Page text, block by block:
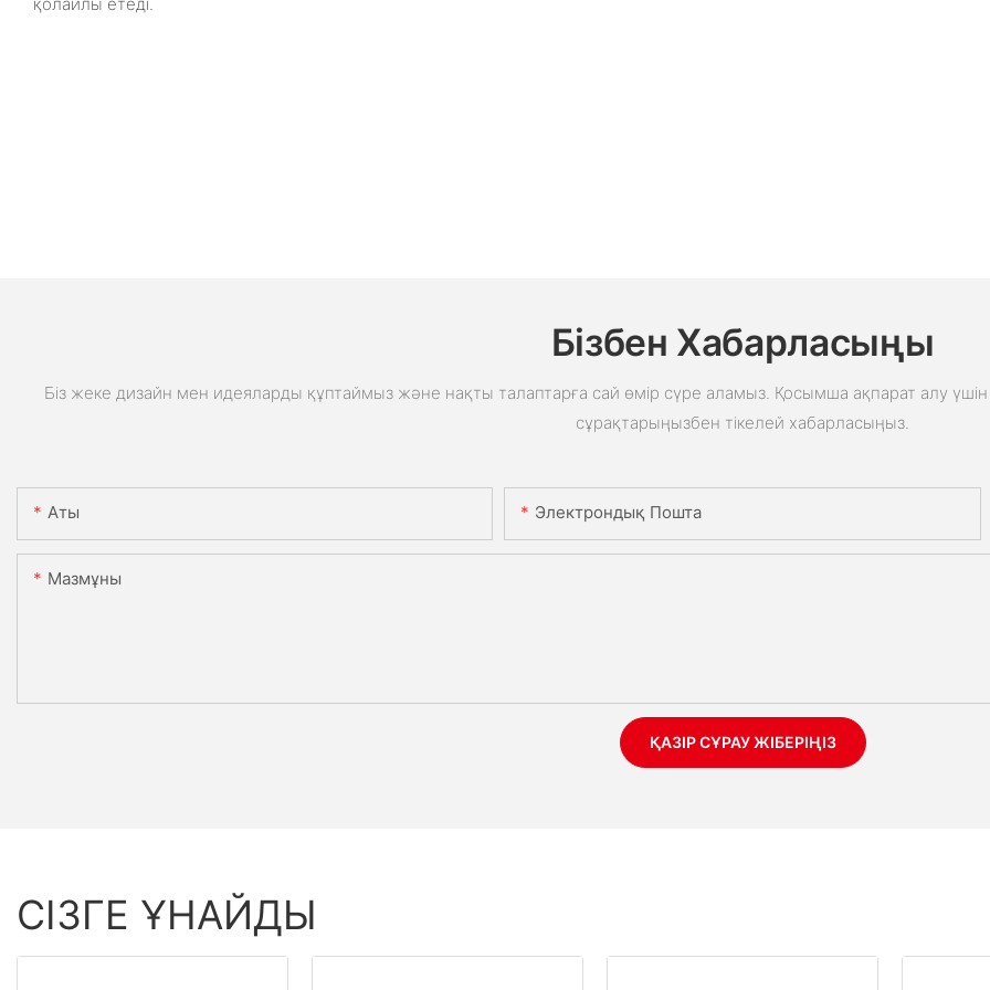
Бізбен Хабарласыңы
Біз жеке дизайн мен идеяларды құптаймыз және нақты талаптарға сай өмір сүре аламыз. Қосымша ақпарат алу
сұрақтарыңызбен тікелей хабарласыңыз.
Аты Электрондық Пошта
Мазмұны
ҚАЗІР СҰРАУ ЖІБЕРІҢІЗ
СІЗГЕ ҰНАЙДЫ